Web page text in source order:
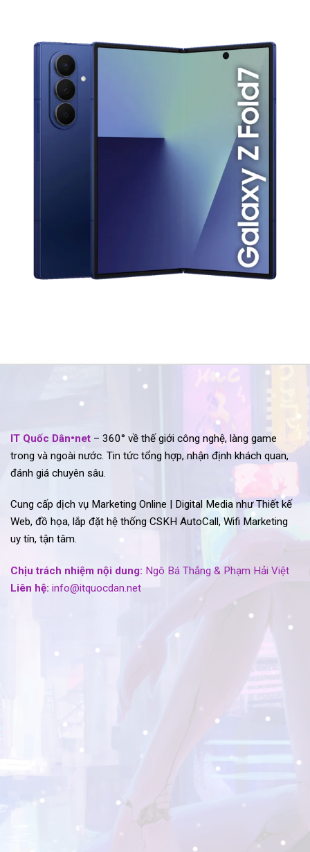
IT Quốc Dân•net – 360° về thế giới công nghệ, làng game
trong và ngoài nước. Tin tức tổng hợp, nhận định khách quan,
đánh giá chuyên sâu.
Cung cấp dịch vụ Marketing Online | Digital Media như Thiết kế
Web, đồ họa, lắp đặt hệ thống CSKH AutoCall, Wifi Marketing
uy tín, tận tâm.
Chịu trách nhiệm nội dung: Ngô Bá Thắng & Phạm Hải Việt
Liên hệ: info@itquocdan.net